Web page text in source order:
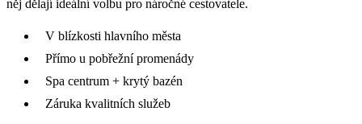
něj dělají ideální volbu pro náročné cestovatele.
V blízkosti hlavního města
Přímo u pobřežní promenády
Spa centrum + krytý bazén
Záruka kvalitních služeb